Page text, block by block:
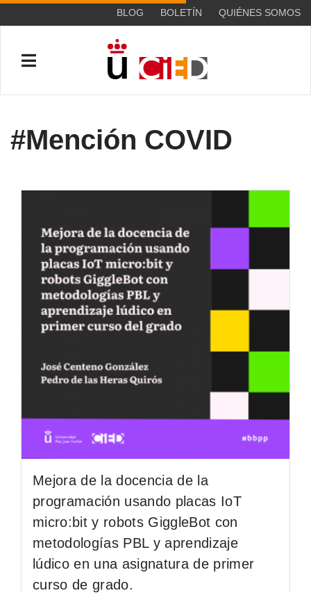
BLOG BOLETÍN QUIÉNES SOMOS
#Mención COVID
Mejora de la docencia de la
programación usando placas IoT
micro:bit y robots GiggleBot con
metodologías PBL y aprendizaje
lúdico en una asignatura de primer
curso de grado.